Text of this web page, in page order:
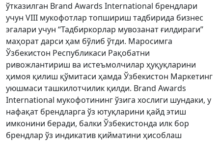
ўтказилган Brand Awards International брендлари
учун VIII мукофотлар топшириш тадбирида бизнес
эгалари учун “Тадбиркорлар мувозанат ғилдираги”
маҳорат дарси ҳам бўлиб ўтди. Маросимга
Ўзбекистон Республикаси Рақобатни
ривожлантириш ва истеъмолчилар ҳуқуқларини
ҳимоя қилиш қўмитаси ҳамда Ўзбекистон Маркетинг
уюшмаси ташкилотчилик қилди. Brand Awards
International мукофотининг ўзига хослиги шундаки, у
нафақат брендларга ўз ютуқларини қайд этиш
имконини беради, балки Ўзбекистонда илк бор
брендлар ўз индикатив қийматини ҳисоблаш